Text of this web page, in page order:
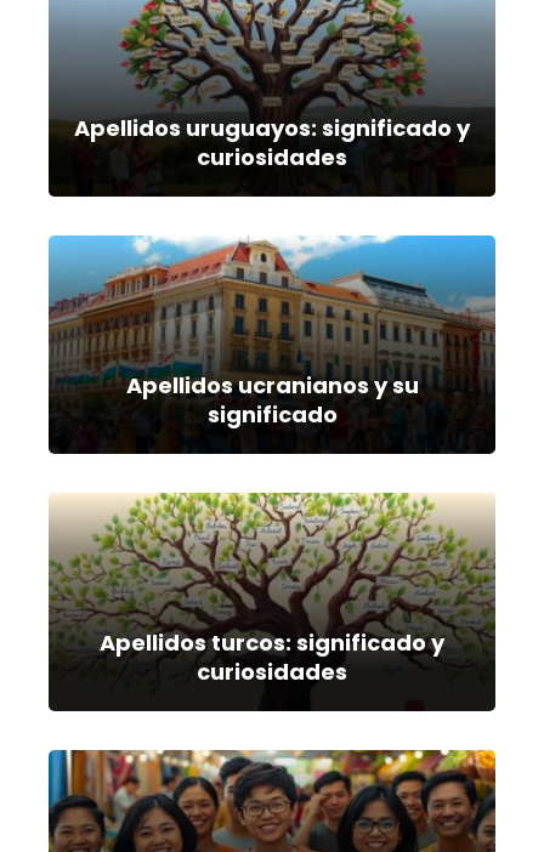
Apellidos uruguayos: significado y
curiosidades
Apellidos ucranianos y su
significado
Apellidos turcos: significado y
curiosidades